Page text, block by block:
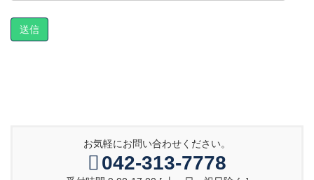
お気軽にお問い合わせください。
042-313-7778